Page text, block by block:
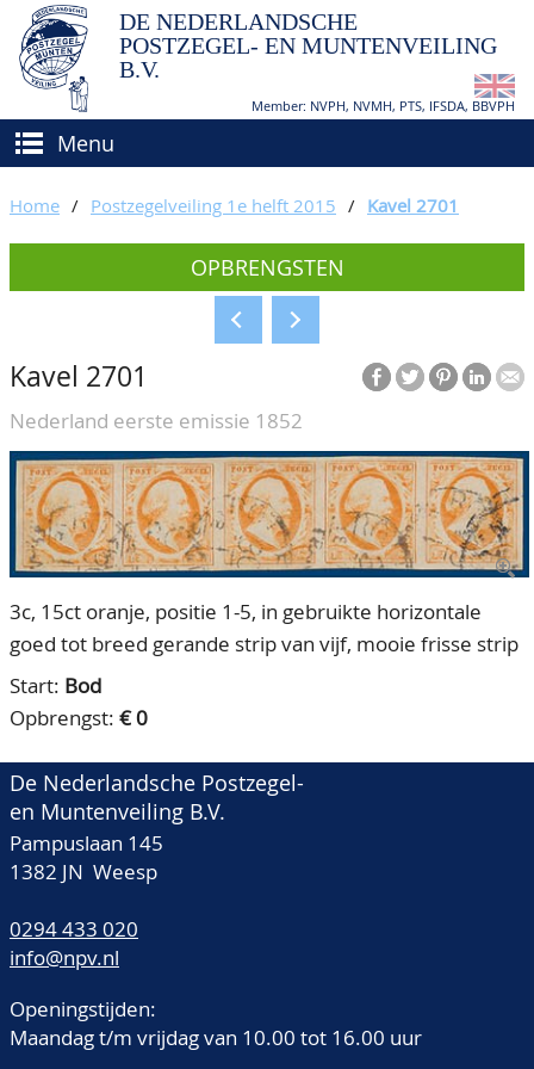
DE NEDERLANDSCHE
POSTZEGEL- EN MUNTENVEILING
B.V.
Member: NVPH, NVMH, PTS, IFSDA, BBVPH
Menu
(VER)KOPEN
Hoe verkopen?
Voorwaarden
BIEDEN
CATALOGI/OPBRENGSTEN
KEURINGSDIENST
AGENDA
OVER ONS
Ons Team
80 jarig bestaan
CONTACT
ACCOUNT
Home / Postzegelveiling 1e helft 2015 / Kavel 2701
OPBRENGSTEN
Kavel 2701
Nederland eerste emissie 1852
3c, 15ct oranje, positie 1-5, in gebruikte horizontale
goed tot breed gerande strip van vijf, mooie frisse strip
Start: Bod
Opbrengst: € 0
De Nederlandsche Postzegel-
en Muntenveiling B.V.
Pampuslaan 145
1382 JN Weesp
0294 433 020
info@npv.nl
Openingstijden:
Maandag t/m vrijdag van 10.00 tot 16.00 uur